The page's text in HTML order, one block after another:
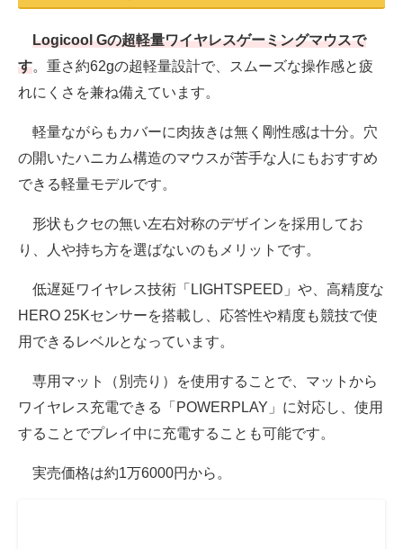
Logicool Gの超軽量ワイヤレスゲーミングマウスで
す。重さ約62gの超軽量設計で、スムーズな操作感と疲
れにくさを兼ね備えています。
軽量ながらもカバーに肉抜きは無く剛性感は十分。穴
の開いたハニカム構造のマウスが苦手な人にもおすすめ
できる軽量モデルです。
形状もクセの無い左右対称のデザインを採用してお
り、人や持ち方を選ばないのもメリットです。
低遅延ワイヤレス技術「LIGHTSPEED」や、高精度な
HERO 25Kセンサーを搭載し、応答性や精度も競技で使
用できるレベルとなっています。
専用マット（別売り）を使用することで、マットから
ワイヤレス充電できる「POWERPLAY」に対応し、使用
することでプレイ中に充電することも可能です。
実売価格は約1万6000円から。